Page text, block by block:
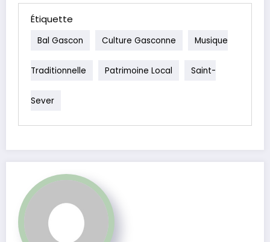
Étiquette
Bal Gascon Culture Gasconne Musique
Traditionnelle Patrimoine Local Saint-
Sever